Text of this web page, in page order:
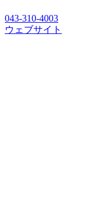
043-310-4003
ウェブサイト